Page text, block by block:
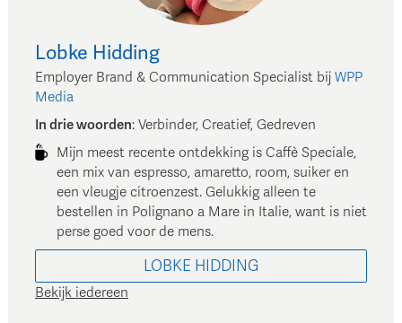
Lobke Hidding
Employer Brand & Communication Specialist bij WPP
Media
In drie woorden: Verbinder, Creatief, Gedreven
Mijn meest recente ontdekking is Caffè Speciale,
een mix van espresso, amaretto, room, suiker en
een vleugje citroenzest. Gelukkig alleen te
bestellen in Polignano a Mare in Italie, want is niet
perse goed voor de mens.
LOBKE HIDDING
Bekijk iedereen